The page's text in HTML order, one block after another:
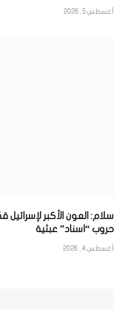
أغسطس 5, 2026
سلام: العون الأكبر
حروب “اسناد” عبثية
أغسطس 4, 2026